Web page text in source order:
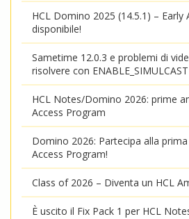
HCL Domino 2025 (14.5.1) – Early
disponibile!
Sametime 12.0.3 e problemi di
risolvere con ENABLE_SIMULCAST
HCL Notes/Domino 2026: prime
Access Program
Domino 2026: Partecipa alla
Access Program!
Class of 2026 – Diventa un HCL
È uscito il Fix Pack 1 per HCL